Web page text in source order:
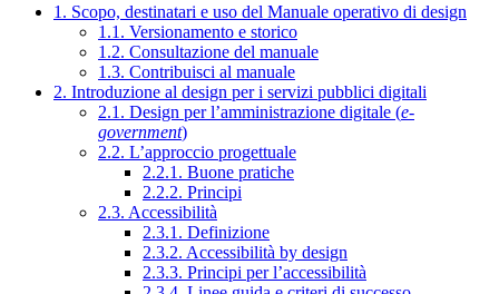
1. Scopo, destinatari e uso del Manuale operativo di design
1.1. Versionamento e storico
1.2. Consultazione del manuale
1.3. Contribuisci al manuale
2. Introduzione al design per i servizi pubblici digitali
2.1. Design per l’amministrazione digitale (e-
government)
2.2. L’approccio progettuale
2.2.1. Buone pratiche
2.2.2. Principi
2.3. Accessibilità
2.3.1. Definizione
2.3.2. Accessibilità by design
2.3.3. Principi per l’accessibilità